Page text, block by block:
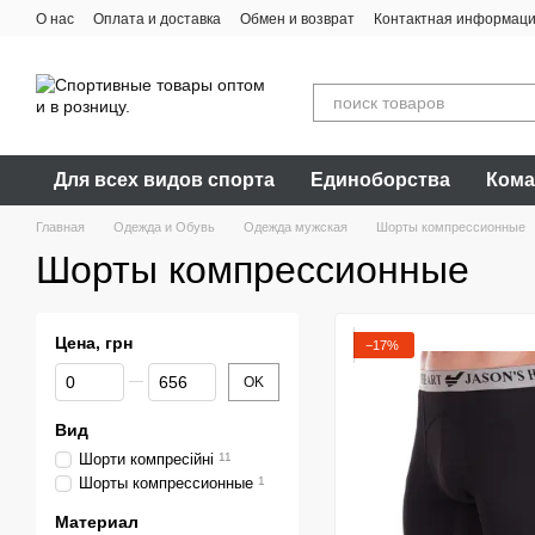
Перейти к основному контенту
О нас Оплата и доставка Обмен и возврат Контактная
Для всех видов спорта Единоборства
Главная Одежда и Обувь Одежда мужская Шорты компрессионные
Шорты компрессионные
−17%
Цена, грн
От Цена, грн
До Цена, грн OK
Вид
Шорти компресійні 11
Шорты компрессионные 1
Материал